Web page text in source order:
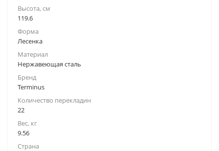
Высота, см
119.6
Форма
Лесенка
Материал
Нержавеющая сталь
Бренд
Terminus
Количество перекладин
22
Вес, кг
9.56
Страна